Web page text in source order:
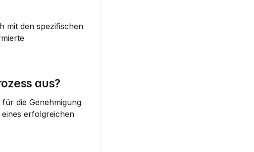
mit den spezifischen
aus?
die Genehmigung
erfolgreichen